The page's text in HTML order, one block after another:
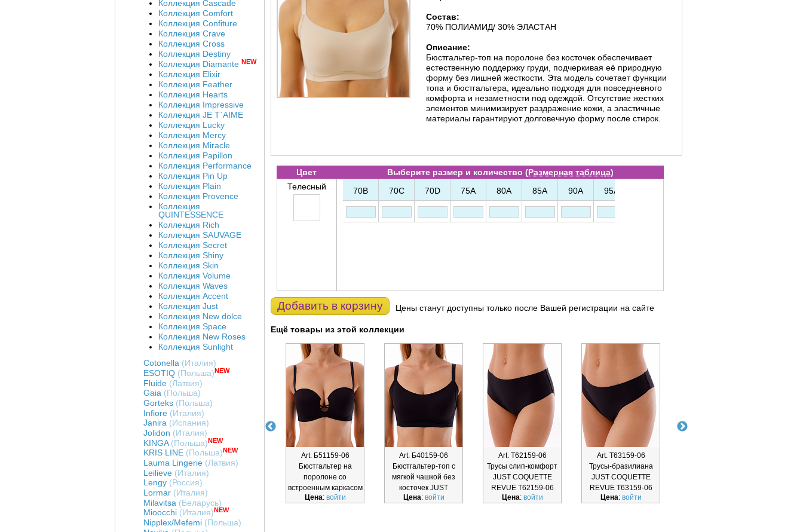
Коллекция Cascade
Коллекция Comfort
Коллекция Confiture
Коллекция Crave
Коллекция Cross
Коллекция Destiny
Коллекция Diamante NEW
Коллекция Elixir
Коллекция Feather
Коллекция Hearts
Коллекция Impressive
Коллекция JE T`AIME
Коллекция Lucky
Коллекция Mercy
Коллекция Miracle
Коллекция Papillon
Коллекция Performance
Коллекция Pin Up
Коллекция Plain
Коллекция Provence
Коллекция
QUINTESSENCE
Коллекция Rich
Коллекция SAUVAGE
Коллекция Secret
Коллекция Shiny
Коллекция Skin
Коллекция Volume
Коллекция Waves
Коллекция Accent
Коллекция Just
Коллекция New dolce
Коллекция Space
Коллекция New Roses
Коллекция Sunlight
Cotonella (Италия)
ESOTIQ (Польша)NEW
Fluide (Латвия)
Gaia (Польша)
Gorteks (Польша)
Infiore (Италия)
Janira (Испания)
Jolidon (Италия)
KINGA (Польша)NEW
KRIS LINE (Польша) NEW
Lauma Lingerie (Латвия)
Leilieve (Италия)
Lengy (Россия)
Lormar (Италия)
Milavitsa (Беларусь)
Mioocchi (Италия) NEW
Nipplex/Mefemi (Польша)
Состав:
70% ПОЛИАМИД/ 30% ЭЛАСТАН
Описание:
Бюстгальтер-топ на поролоне без косточек обеспечивает
естественную поддержку груди, подчеркивая её природную
форму без лишней жесткости. Эта модель сочетает функции
топа и бюстгальтера, идеально подходя для повседневного
комфорта и незаметности под одеждой. Отсутствие жестких
элементов минимизирует раздражение кожи, а эластичные
материалы гарантируют долговечную форму после стирок.
Цвет Выберите размер и количество (Размерная таблица)
Телесный
70B 70C 70D 75A 80A 85A 90A 95A
Добавить в корзину Цены станут доступны только после Вашей регистрации на сайте
Ещё товары из этой коллекции
Art. Т65159-03
Трусы-слип JUST
COQUETTE REVUE
Т65159-03
войти
Art. Т63159-03
Трусы-бразилиана
JUST COQUETTE
REVUE Т63159-03
Цена
Art. Б51159-06
Бюстгальтер на
поролоне со
встроенным каркасом
JUST COQUET
Цена: войти
Art. Б40159-06
Бюстгальтер-топ с
мягкой чашкой без
косточек JUST
COQUETTE
Цена: войти
Art. Т62159-06
Трусы слип-комфорт
JUST COQUETTE
REVUE Т62159-06
Цена: войти
Art. Т63159-06
Трусы-бразилиана
JUST COQUETTE
REVUE Т63159-06
Цена: войти